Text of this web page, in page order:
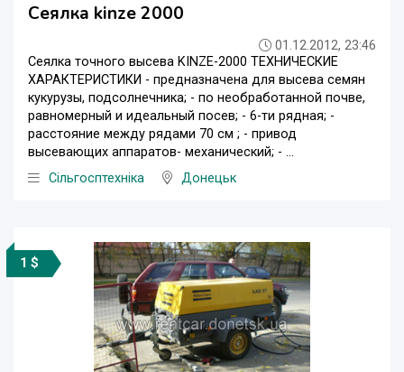
Сеялка kinze 2000
01.12.2012, 23:46
Сеялка точного высева KINZE-2000 ТЕХНИЧЕСКИЕ
ХАРАКТЕРИСТИКИ - предназначена для высева семян
кукурузы, подсолнечника; - по необработанной почве,
равномерный и идеальный посев; - 6-ти рядная; -
расстояние между рядами 70 см ; - привод
высевающих аппаратов- механический; - ...
Сільгосптехніка
Донецьк
1 $